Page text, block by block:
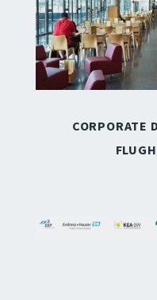
CORPORATE